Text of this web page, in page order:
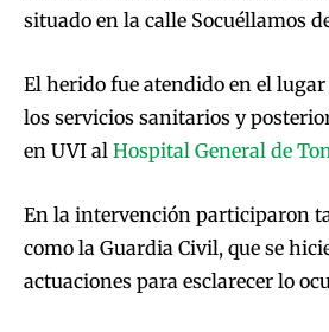
situado en la calle Socuéllamos
El herido fue atendido en el
los servicios sanitarios y
en UVI al Hospital General de
En la intervención participaron
como la Guardia Civil, que se
actuaciones para esclarecer lo